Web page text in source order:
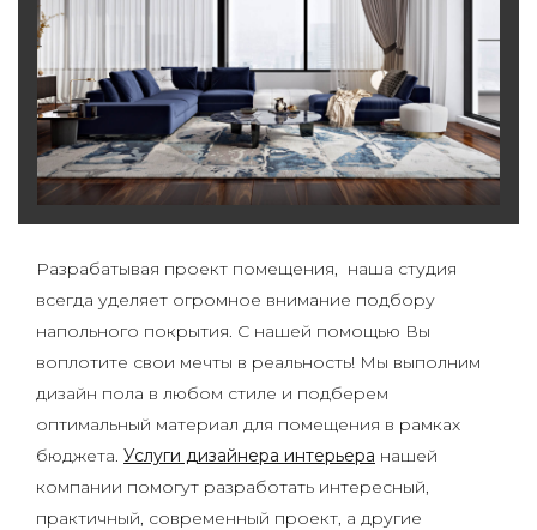
Разрабатывая проект помещения, наша студия
всегда уделяет огромное внимание подбору
напольного покрытия. С нашей помощью Вы
воплотите свои мечты в реальность! Мы выполним
дизайн пола в любом стиле и подберем
оптимальный материал для помещения в рамках
бюджета. Услуги дизайнера интерьера нашей
компании помогут разработать интересный,
практичный, современный проект, а другие